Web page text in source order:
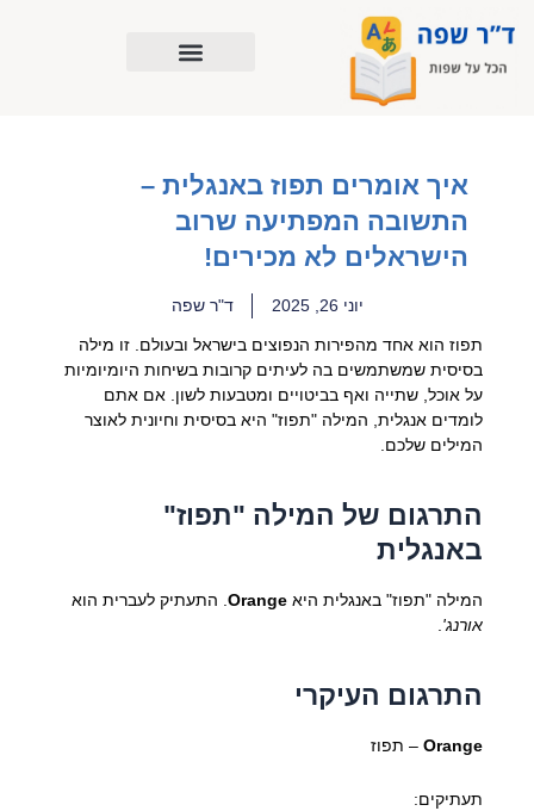
לתוכן
איך אומרים תפוז באנגלית –
התשובה המפתיעה שרוב
הישראלים לא מכירים!
יוני 26, 2025 ד"ר שפה
תפוז הוא אחד מהפירות הנפוצים בישראל ובעולם. זו מילה
בסיסית שמשתמשים בה לעיתים קרובות בשיחות היומיומיות
על אוכל, שתייה ואף בביטויים ומטבעות לשון. אם אתם
לומדים אנגלית, המילה "תפוז" היא בסיסית וחיונית לאוצר
המילים שלכם.
התרגום של המילה "תפוז"
באנגלית
המילה "תפוז" באנגלית היא Orange. התעתיק לעברית הוא
אורנג'
התרגום העיקרי
Orange– תפוז
תעתיקים: